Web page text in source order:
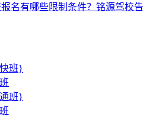
名有哪些限制条件？铭源驾校告